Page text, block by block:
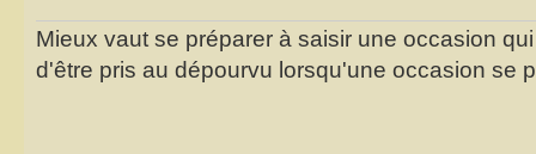
Mieux vaut se préparer à saisir une occasion
d'être pris au dépourvu lorsqu'une occasion se